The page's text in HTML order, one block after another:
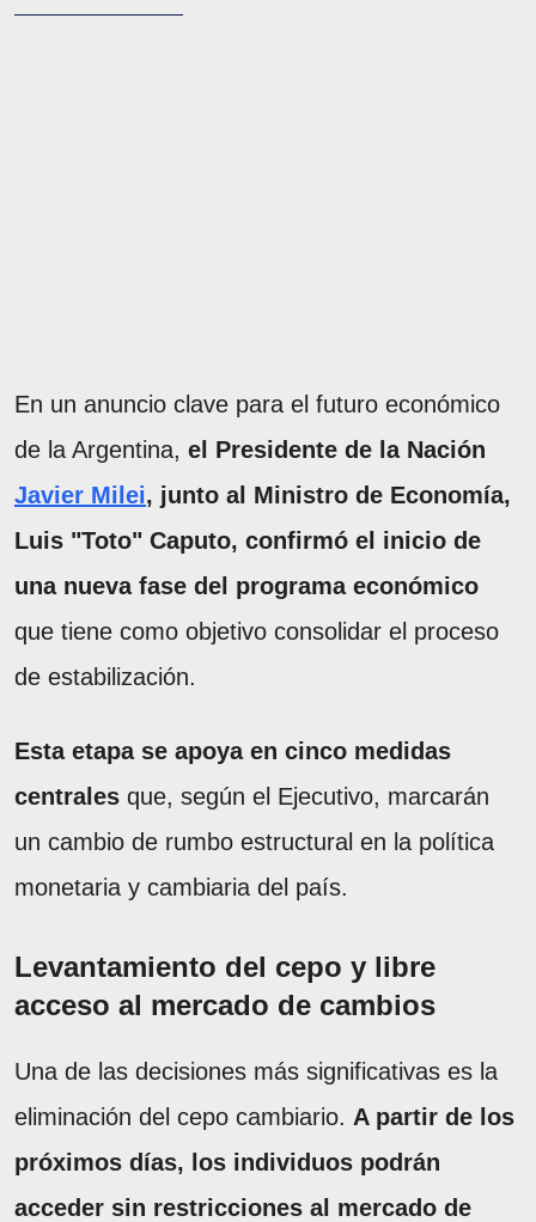
En un anuncio clave para el futuro económico
de la Argentina, el Presidente de la Nación
Javier Milei, junto al Ministro de Economía,
Luis "Toto" Caputo, confirmó el inicio de
una nueva fase del programa económico
que tiene como objetivo consolidar el proceso
de estabilización.
Esta etapa se apoya en cinco medidas
centrales que, según el Ejecutivo, marcarán
un cambio de rumbo estructural en la política
monetaria y cambiaria del país.
Levantamiento del cepo y libre
acceso al mercado de cambios
Una de las decisiones más significativas es la
eliminación del cepo cambiario. A partir de los
próximos días, los individuos podrán
acceder sin restricciones al mercado de